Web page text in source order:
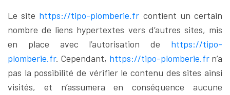
Le site https://tipo-plomberie.fr contient un certain
nombre de liens hypertextes vers d’autres sites, mis
en place avec l’autorisation de
https://tipo-
plomberie.fr. Cependant, https://tipo-plomberie.fr n’a
pas la possibilité de vérifier le contenu des sites ainsi
visités, et n’assumera en conséquence aucune